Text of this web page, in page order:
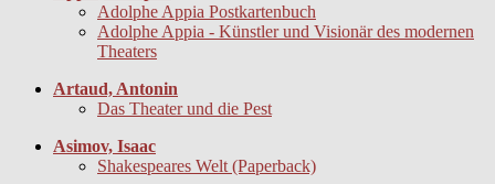
Adolphe Appia Postkartenbuch
Adolphe Appia - Künstler und Visionär des modernen
Theaters
Artaud, Antonin
Das Theater und die Pest
Asimov, Isaac
Shakespeares Welt (Paperback)